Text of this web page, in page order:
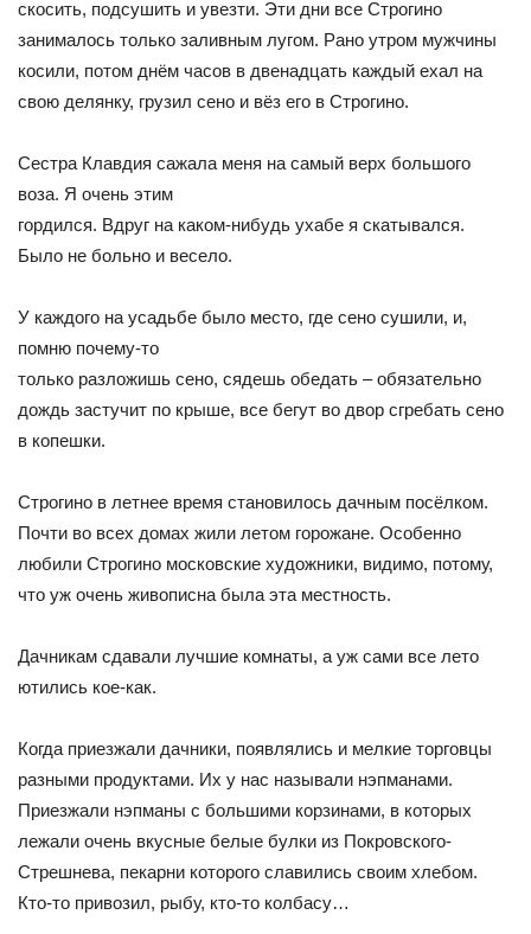
скосить, подсушить и увезти. Эти дни все Строгино
занималось только заливным лугом. Рано утром мужчины
косили, потом днём часов в двенадцать каждый ехал на
свою делянку, грузил сено и вёз его в Строгино.
Сестра Клавдия сажала меня на самый верх большого
воза. Я очень этим
гордился. Вдруг на каком-нибудь ухабе я скатывался.
Было не больно и весело.
У каждого на усадьбе было место, где сено сушили, и,
помню почему-то
только разложишь сено, сядешь обедать – обязательно
дождь застучит по крыше, все бегут во двор сгребать сено
в копешки.
Строгино в летнее время становилось дачным посёлком.
Почти во всех домах жили летом горожане. Особенно
любили Строгино московские художники, видимо, потому,
что уж очень живописна была эта местность.
Дачникам сдавали лучшие комнаты, а уж сами все лето
ютились кое-как.
Когда приезжали дачники, появлялись и мелкие торговцы
разными продуктами. Их у нас называли нэпманами.
Приезжали нэпманы с большими корзинами, в которых
лежали очень вкусные белые булки из Покровского-
Стрешнева, пекарни которого славились своим хлебом.
Кто-то привозил, рыбу, кто-то колбасу…